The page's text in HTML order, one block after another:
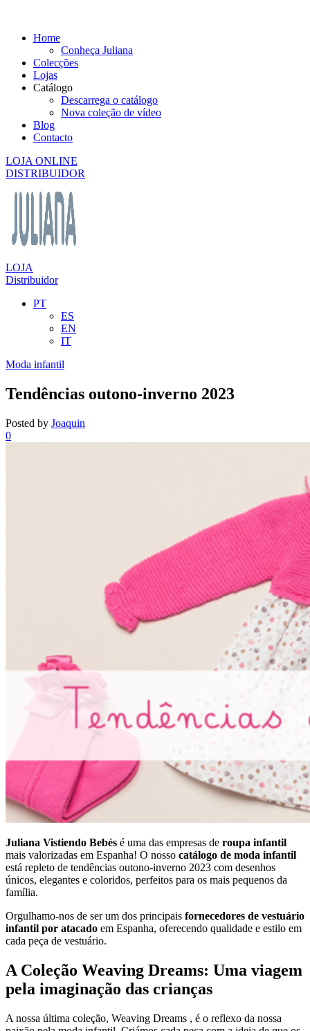
Home
Conheça Juliana
Colecções
Lojas
Catálogo
Descarrega o catálogo
Nova coleção de vídeo
Blog
Contacto
LOJA ONLINE
DISTRIBUIDOR
LOJA
Distribuidor
PT
ES
EN
IT
Moda infantil
Tendências outono-inverno 2023
Posted by Joaquin
0
Juliana Vistiendo Bebés é uma das empresas de roupa infantil
mais valorizadas em Espanha! O nosso catálogo de moda infantil
está repleto de tendências outono-inverno 2023 com desenhos
únicos, elegantes e coloridos, perfeitos para os mais pequenos da
família.
Orgulhamo-nos de ser um dos principais fornecedores de vestuário
infantil por atacado em Espanha, oferecendo qualidade e estilo em
cada peça de vestuário.
A Coleção Weaving Dreams: Uma viagem
pela imaginação das crianças
A nossa última coleção, Weaving Dreams , é o reflexo da nossa